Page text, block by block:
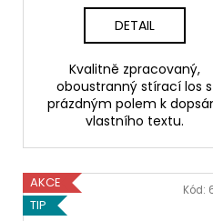
DETAIL
Kvalitně zpracovaný,
oboustranný stírací los s
prázdným polem k
vlastního textu.
AKCE
TIP
Kód: